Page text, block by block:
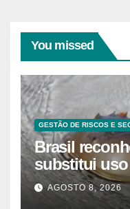
You missed
GESTÃO DE RISCOS E
Brasil
substitui uso
caranguejo-
AGOSTO 8, 2026